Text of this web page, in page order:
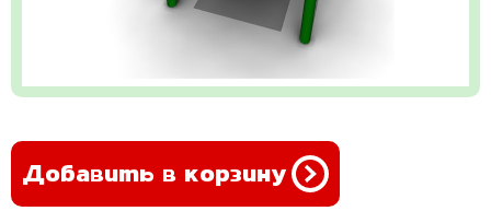
Добавить в корзину